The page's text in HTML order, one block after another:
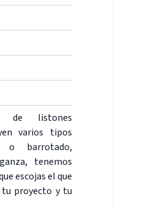
de listones
varios tipos
o barrotado,
tenemos
escojas el que
tu proyecto y tu